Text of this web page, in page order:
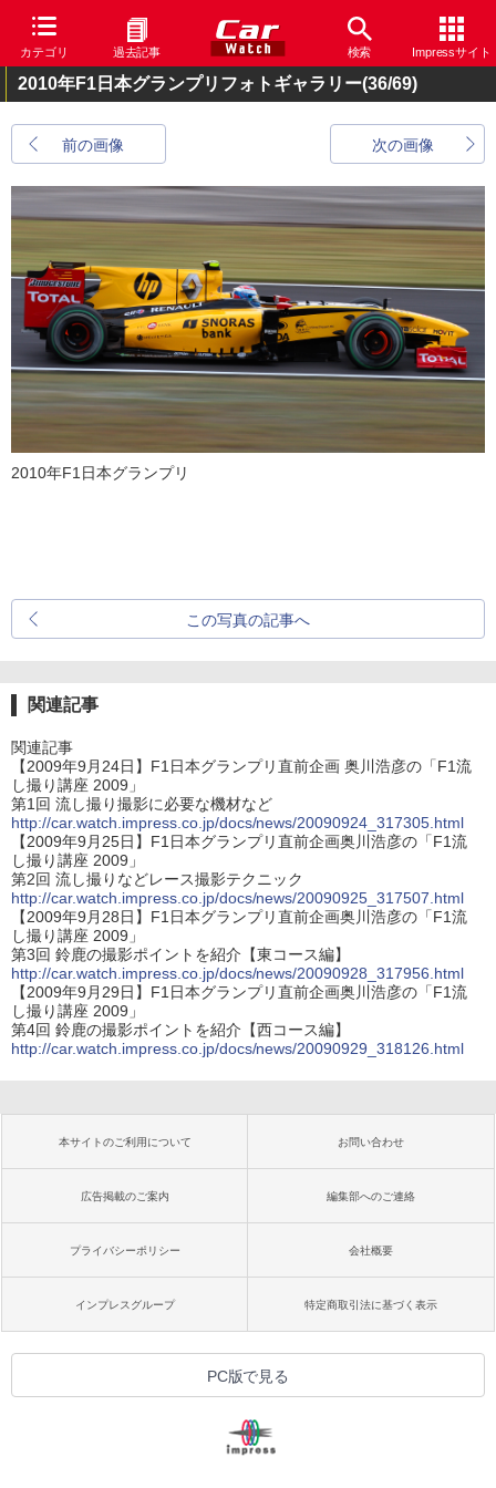
カテゴリ 過去記事 検索 Impressサイト
2010年F1日本グランプリフォトギャラリー(36/69)
前の画像 次の画像
2010年F1日本グランプリ
この写真の記事へ
関連記事
関連記事
【2009年9月24日】F1日本グランプリ直前企画 奥川浩彦の「F1流
し撮り講座 2009」
第1回 流し撮り撮影に必要な機材など
http://car.watch.impress.co.jp/docs/news/20090924_317305.html
【2009年9月25日】F1日本グランプリ直前企画奥川浩彦の「F1流
し撮り講座 2009」
第2回 流し撮りなどレース撮影テクニック
http://car.watch.impress.co.jp/docs/news/20090925_317507.html
【2009年9月28日】F1日本グランプリ直前企画奥川浩彦の「F1流
し撮り講座 2009」
第3回 鈴鹿の撮影ポイントを紹介【東コース編】
http://car.watch.impress.co.jp/docs/news/20090928_317956.html
【2009年9月29日】F1日本グランプリ直前企画奥川浩彦の「F1流
し撮り講座 2009」
第4回 鈴鹿の撮影ポイントを紹介【西コース編】
http://car.watch.impress.co.jp/docs/news/20090929_318126.html
本サイトのご利用について お問い合わせ
広告掲載のご案内 編集部へのご連絡
プライバシーポリシー 会社概要
インプレスグループ 特定商取引法に基づく表示
PC版で見る